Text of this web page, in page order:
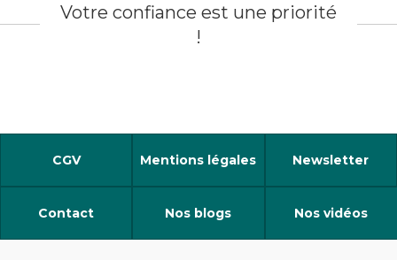
Votre confiance est une priorité
!
CGV Mentions légales Newsletter
Contact Nos blogs Nos vidéos